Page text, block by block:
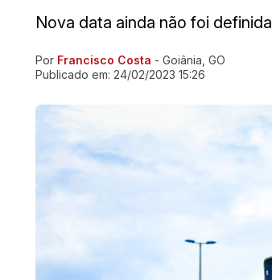
Nova data ainda não foi definida
Ir direto pra matéria
Por Francisco Costa - Goiânia, GO
Publicado em: 24/02/2023 15:26